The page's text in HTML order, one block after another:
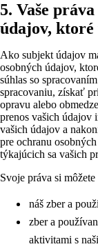
5. Vaše
údajov, ktoré
Ako subjekt údajov
osobných údajov,
súhlas so
spracovaniu, získať
opravu alebo
prenos vašich údajov
vašich údajov a
pre ochranu
týkajúcich sa vašich
Svoje práva si
náš zber a
zber a
aktivitami s